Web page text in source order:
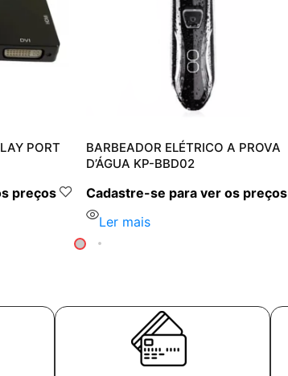
PORT
preços
BARBEADOR ELÉTRICO A PROVA
D’ÁGUA KP-BBD02
Cadastre-se para ver os preços
Ler mais